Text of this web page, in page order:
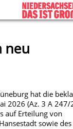
neu
hat die
2026 (Az. 3 A 247/
auf Erteilung von
sowie des